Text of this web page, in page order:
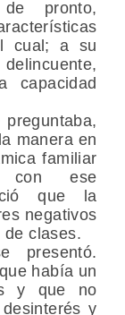
pronto,
cual; a su
capacidad
manera en
familiar
con ese
que la
negativos
de clases.
presentó.
había un
y que no
y